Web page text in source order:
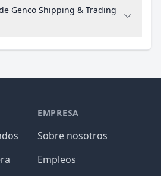
Genco Shipping & Trading
EMPRESA
Sobre nosotros
Empleos